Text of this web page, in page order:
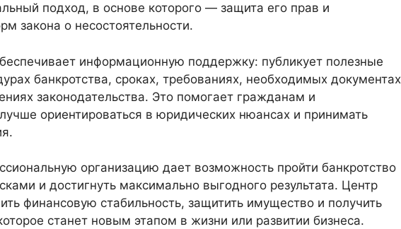
подход, в основе которого — защита его прав и
закона о несостоятельности.
информационную поддержку: публикует полезные
банкротства, сроках, требованиях, необходимых документах
законодательства. Это помогает гражданам и
ориентироваться в юридических нюансах и принимать
организацию дает возможность пройти банкротство
и достигнуть максимально выгодного результата. Центр
финансовую стабильность, защитить имущество и получить
станет новым этапом в жизни или развитии бизнеса.